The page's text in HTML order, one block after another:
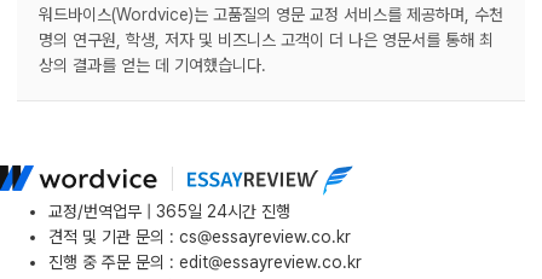
워드바이스(Wordvice)는 고품질의 영문 교정 서비스를 제공하며, 수천
명의 연구원, 학생, 저자 및 비즈니스 고객이 더 나은 영문서를 통해 최
상의 결과를 얻는 데 기여했습니다.
교정/번역업무 | 365일 24시간 진행
견적 및 기관 문의 : cs@essayreview.co.kr
진행 중 주문 문의 : edit@essayreview.co.kr